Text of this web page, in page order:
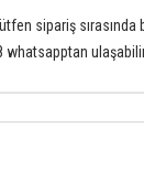
sipariş sırasında
whatsapptan